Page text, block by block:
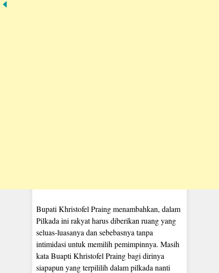
Bupati Khristofel Praing menambahkan, dalam
Pilkada ini rakyat harus diberikan ruang yang
seluas-luasanya dan sebebasnya tanpa
intimidasi untuk memilih pemimpinnya. Masih
kata Buapti Khristofel Praing bagi dirinya
siapapun yang terpililih dalam pilkada nanti